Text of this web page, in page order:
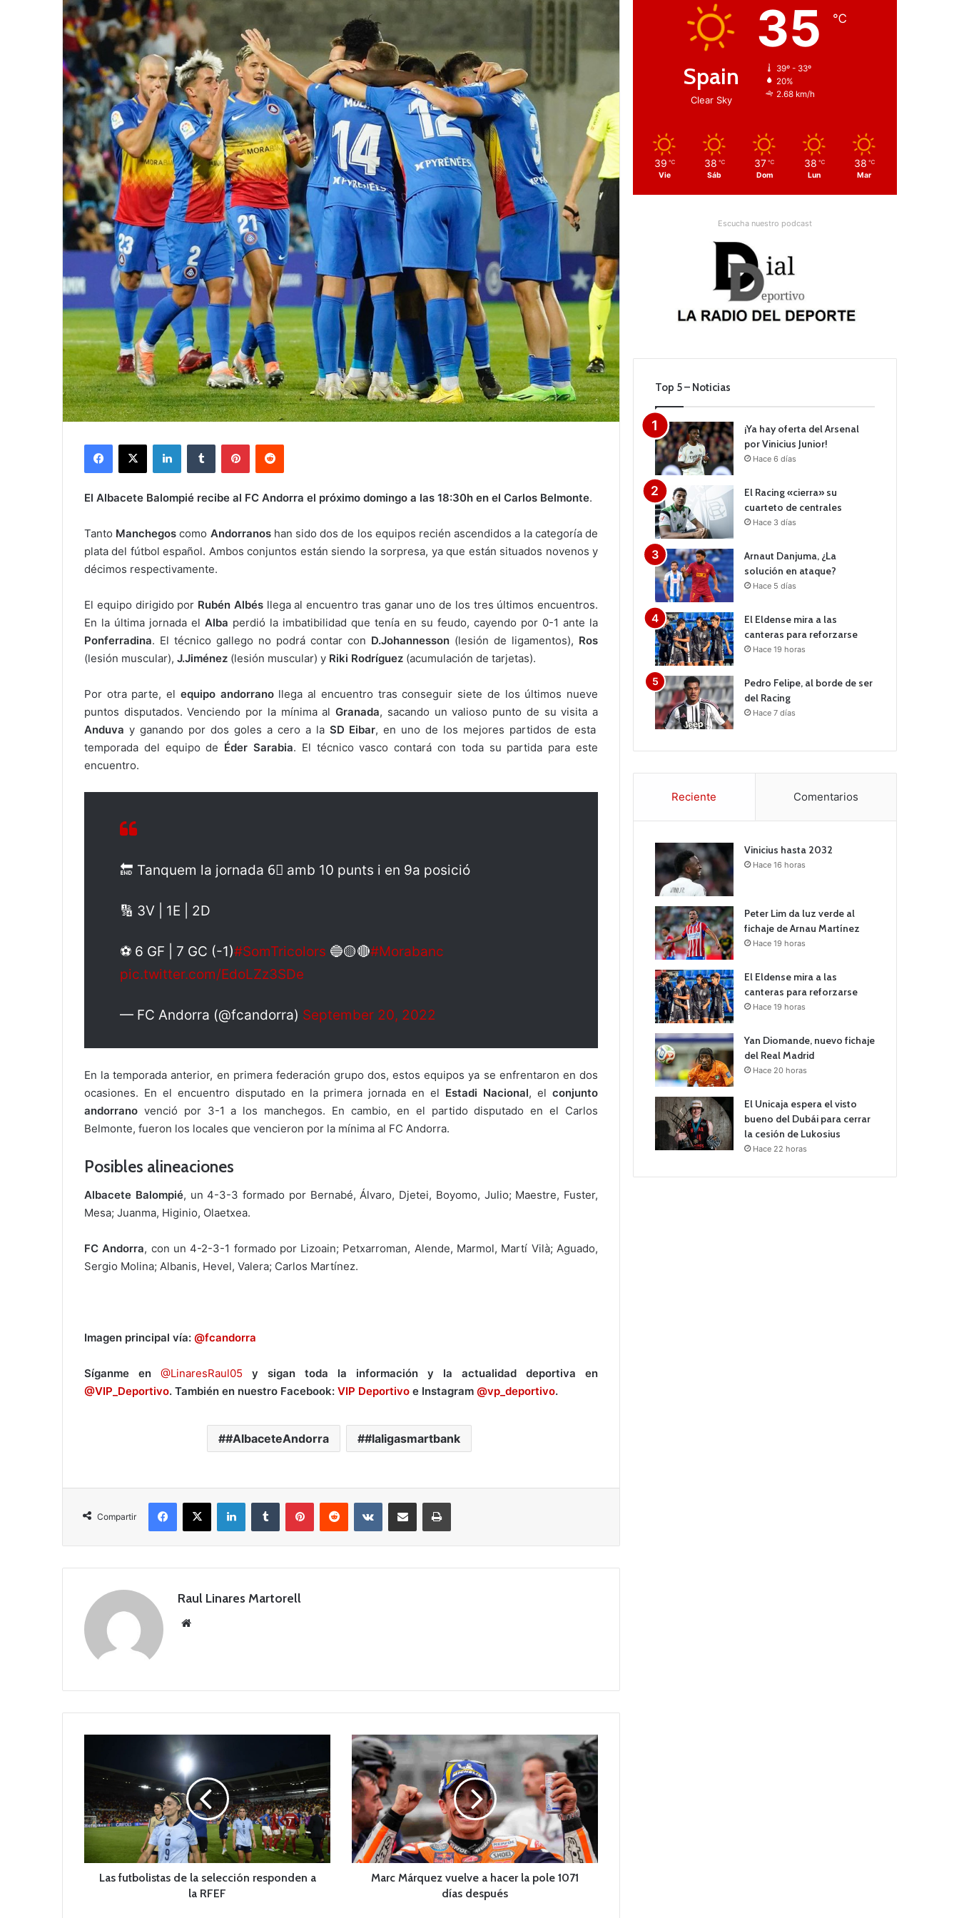
El Albacete Balompié recibe al FC Andorra el próximo domingo a las 18:30h en el Carlos Belmonte.
Tanto Manchegos como Andorranoshan sido dos de los equipos recién ascendidos a la categoría de
plata del fútbol español. Ambos conjuntos están siendo la sorpresa, ya que están situados novenos y
décimos respectivamente.
El equipo dirigido por Rubén Albésllega al encuentro tras ganar uno de los tres últimos encuentros.
En la última jornada el Alba perdió la imbatibilidad que tenía en su feudo, cayendo por 0-1 ante la
Ponferradina. El técnico gallego no podrá contar con D.Johannesson (lesión de ligamentos), Ros
(lesión muscular), J.Jiménez (lesión muscular) y Riki Rodríguez (acumulación de tarjetas).
Por otra parte, el equipo andorranollega al encuentro tras conseguir siete de los últimos nueve
puntos disputados. Venciendo por la mínima alGranada, sacando un valioso punto de su visita a
Anduva y ganando por dos goles a cero a la SD Eibar, en uno de los mejores partidos de esta
temporada del equipo de Éder Sarabia. El técnico vasco contará con toda su partida para este
encuentro.
🔚 Tanquem la jornada 6⃣ amb 10 punts i en 9a posició
🔢 3V | 1E | 2D
⚽️ 6 GF | 7 GC (-1)#SomTricolors 🔵🟡🔴#Morabanc
pic.twitter.com/EdoLZz3SDe
— FC Andorra (@fcandorra) September 20, 2022
En la temporada anterior, en primera federación grupo dos, estos equipos ya se enfrentaron en dos
ocasiones. En el encuentro disputado en la primera jornada en el Estadi Nacional, elconjunto
andorrano venció por 3-1 a los manchegos. En cambio, en el partido disputado en el Carlos
Belmonte, fueron los locales que vencieron por la mínima al FC Andorra.
Posibles alineaciones
Albacete Balompié, un 4-3-3 formado por Bernabé, Álvaro, Djetei, Boyomo, Julio; Maestre, Fuster,
Mesa; Juanma, Higinio, Olaetxea.
FC Andorra, con un 4-2-3-1 formado por Lizoain; Petxarroman, Alende, Marmol, Martí Vilà; Aguado,
Sergio Molina; Albanis, Hevel, Valera; Carlos Martínez.
Imagen principal vía: @fcandorra
Síganme en @LinaresRaul05 y sigan toda la información y la actualidad deportiva en
@VIP_Deportivo. También en nuestro Facebook: VIP Deportivo e Instagram @vp_deportivo.
#AlbaceteAndorra #laligasmartbank
Compartir
Raul Linares Martorell
u
t
b
l
Las futbolistas de la selección responden a
la RFEF
M
a
r
c
M
á
q
u
Marc Márquez vuelve a hacer la pole 1071
días después
Spain
Clear Sky
35 ℃
39º - 33º
20%
2.68 km/h
39 ℃
Vie
38 ℃
Sáb
37 ℃
Dom
38 ℃
Lun
38 ℃
Mar
Escucha nuestro podcast
Top 5 – Noticias
¡Ya hay oferta del Arsenal
por Vinicius Junior!
Hace 6 días
El Racing «cierra» su
cuarteto de centrales
Hace 3 días
Arnaut Danjuma, ¿La
solución en ataque?
Hace 5 días
El Eldense mira a las
canteras para reforzarse
Hace 19 horas
Pedro Felipe, al borde de ser
del Racing
Hace 7 días
Reciente Comentarios
Vinicius hasta 2032
Hace 16 horas
Peter Lim da luz verde al
fichaje de Arnau Martínez
Hace 19 horas
El Eldense mira a las
canteras para reforzarse
Hace 19 horas
Yan Diomande, nuevo fichaje
del Real Madrid
Hace 20 horas
El Unicaja espera el visto
bueno del Dubái para cerrar
la cesión de Lukosius
Hace 22 horas